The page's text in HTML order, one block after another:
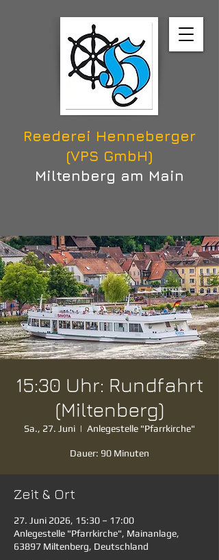
Reederei Henneberger
(VPS GmbH)
Miltenberg am Main
15:30 Uhr: Rundfahrt
(Miltenberg)
Sa., 27. Juni
  |
Anlegestelle "Pfarrkirche"
Dauer: 90 Minuten
Zeit & Ort
27. Juni 2026, 15:30 – 17:00
Anlegestelle "Pfarrkirche", Mainanlage,
63897 Miltenberg, Deutschland